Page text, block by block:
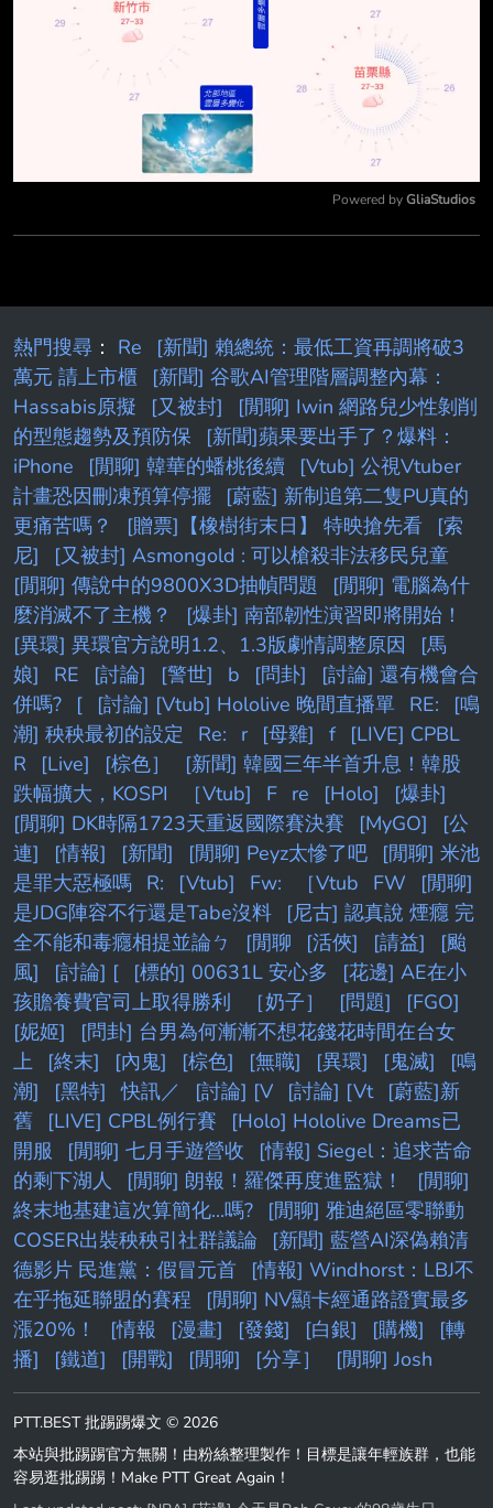
Powered by GliaStudios
熱門搜尋 ： Re
[新聞] 賴總統：最低工資再調將破3
萬元 請上市櫃
[新聞] 谷歌AI管理階層調整內幕：
Hassabis原擬
[又被封]
[閒聊] Iwin 網路兒少性剝削
的型態趨勢及預防保
[新聞]蘋果要出手了？爆料：
iPhone
[閒聊] 韓華的蟠桃後續
[Vtub] 公視Vtuber
計畫恐因刪凍預算停擺
[蔚藍] 新制追第二隻PU真的
更痛苦嗎？
[贈票]【橡樹街末日】 特映搶先看
[索
尼]
[又被封] Asmongold : 可以槍殺非法移民兒童
[閒聊] 傳說中的9800X3D抽幀問題
[閒聊] 電腦為什
麼消滅不了主機？
[爆卦] 南部韌性演習即將開始！
[異環] 異環官方說明1.2、1.3版劇情調整原因
[馬
娘]
RE [討論] [警世] b [問卦]
[討論] 還有機會合
併嗎?
[ [討論] [Vtub] Hololive 晚間直播單 RE:
[鳴
潮] 秧秧最初的設定
Re: r [母雞] f
[LIVE] CPBL
R
[Live] [棕色］
[新聞] 韓國三年半首升息！韓股
跌幅擴大，KOSPI
［Vtub] F re [Holo]
[爆卦]
[閒聊] DK時隔1723天重返國際賽決賽
[MyGO]
[公
連]
[情報] [新聞] [閒聊] Peyz太慘了吧
[閒聊] 米池
是罪大惡極嗎 R: [Vtub] Fw: ［Vtub FW
[閒聊]
是JDG陣容不行還是Tabe沒料
[尼古] 認真說 煙癮 完
全不能和毒癮相提並論ㄅ
[閒聊 [活俠] [請益]
[颱
風]
[討論] [ [標的] 00631L 安心多
[花邊] AE在小
孩贍養費官司上取得勝利
［奶子］ [問題]
[FGO]
[妮姬]
[問卦] 台男為何漸漸不想花錢花時間在台女
上
[終末] [內鬼] [棕色] [無職] [異環] [鬼滅]
[鳴
潮]
[黑特] 快訊／ [討論] [V [討論] [Vt
[蔚藍]新
舊
[LIVE] CPBL例行賽
[Holo] Hololive Dreams已
開服
[閒聊] 七月手遊營收
[情報] Siegel：追求苦命
的剩下湖人
[閒聊] 朗報！羅傑再度進監獄！
[閒聊]
終末地基建這次算簡化...嗎?
[閒聊] 雅迪絕區零聯動
COSER出裝秧秧引社群議論
[新聞] 藍營AI深偽賴清
德影片 民進黨：假冒元首
[情報] Windhorst：LBJ不
在乎拖延聯盟的賽程
[閒聊] NV顯卡經通路證實最多
漲20%！
[情報 [漫畫] [發錢] [白銀] [購機]
[轉
播]
[鐵道] [開戰] [閒聊] [分享］ [閒聊] Josh
PTT.BEST 批踢踢爆文 © 2026
本站與批踢踢官方無關！由粉絲整理製作！目標是讓年輕族群，也能
容易逛批踢踢！Make PTT Great Again！